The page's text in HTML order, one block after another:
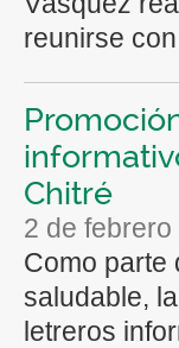
reunirse
Chitré
2 de
Como parte
saludable,
letreros